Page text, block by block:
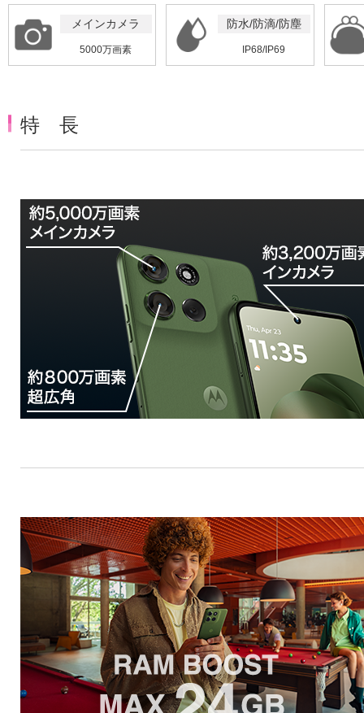
メインカメラ
5000万画素
防水/防滴/防塵
IP68/IP69
特 長